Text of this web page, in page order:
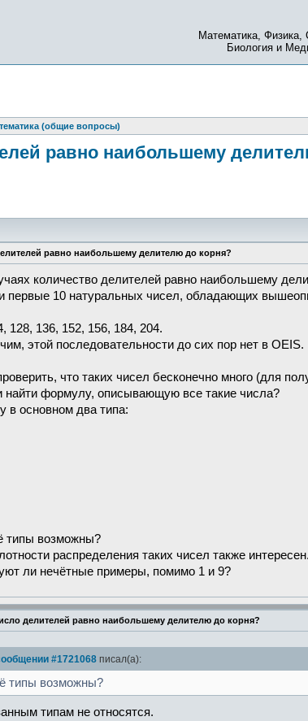
Математика, Физика,
Биология и
(общие вопросы)
равно наибольшему
равно наибольшему делителю до корня?
количество делителей равно наибольшему
первые 10 натуральных чисел, обладающих
128, 136, 152, 156, 184, 204.
этой последовательности до сих пор нет в OEIS.
что таких чисел бесконечно много (для
найти формулу, описывающую все такие числа?
в основном два типа:
типы возможны?
распределения таких чисел также интересен.
ли нечётные примеры, помимо 1 и 9?
делителей равно наибольшему делителю до корня?
#1721068 писал(а):
типы возможны?
типам не относятся.